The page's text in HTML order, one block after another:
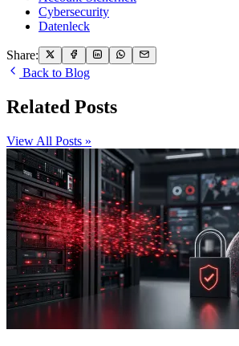
Cybersecurity
Datenleck
Share:
Back to Blog
Related Posts
View All Posts »